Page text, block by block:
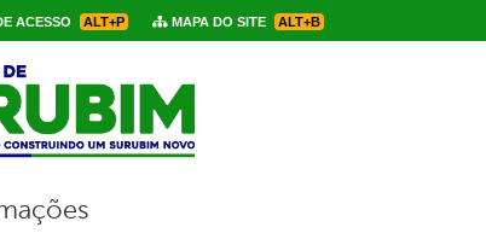
ACESSO ALT+P MAPA DO SITE ALT+B